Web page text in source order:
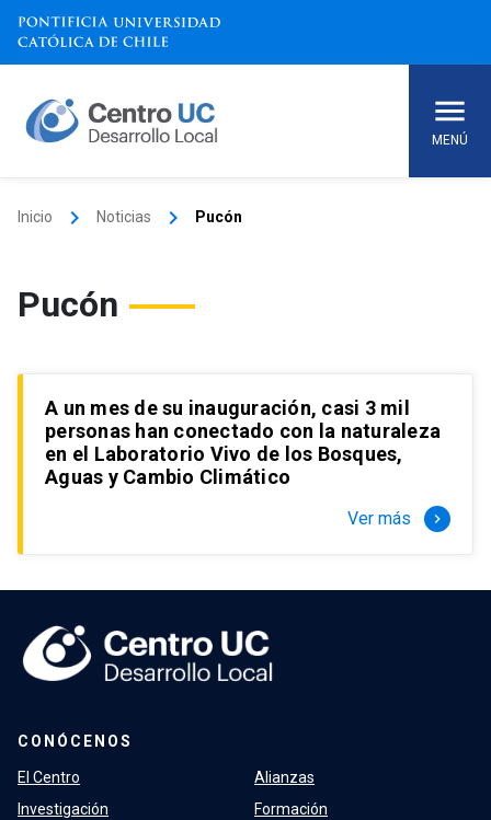
Skip
content
MENÚ
Inicio keyboard_arrow_right Noticias keyboard_arrow_right Pucón
Pucón
A un mes de su inauguración, casi 3 mil
personas han conectado con la naturaleza
en el Laboratorio Vivo de los Bosques,
Aguas y Cambio Climático
Ver más keyboard_arrow_right
CONÓCENOS
El Centro
Investigación
Alianzas
Formación